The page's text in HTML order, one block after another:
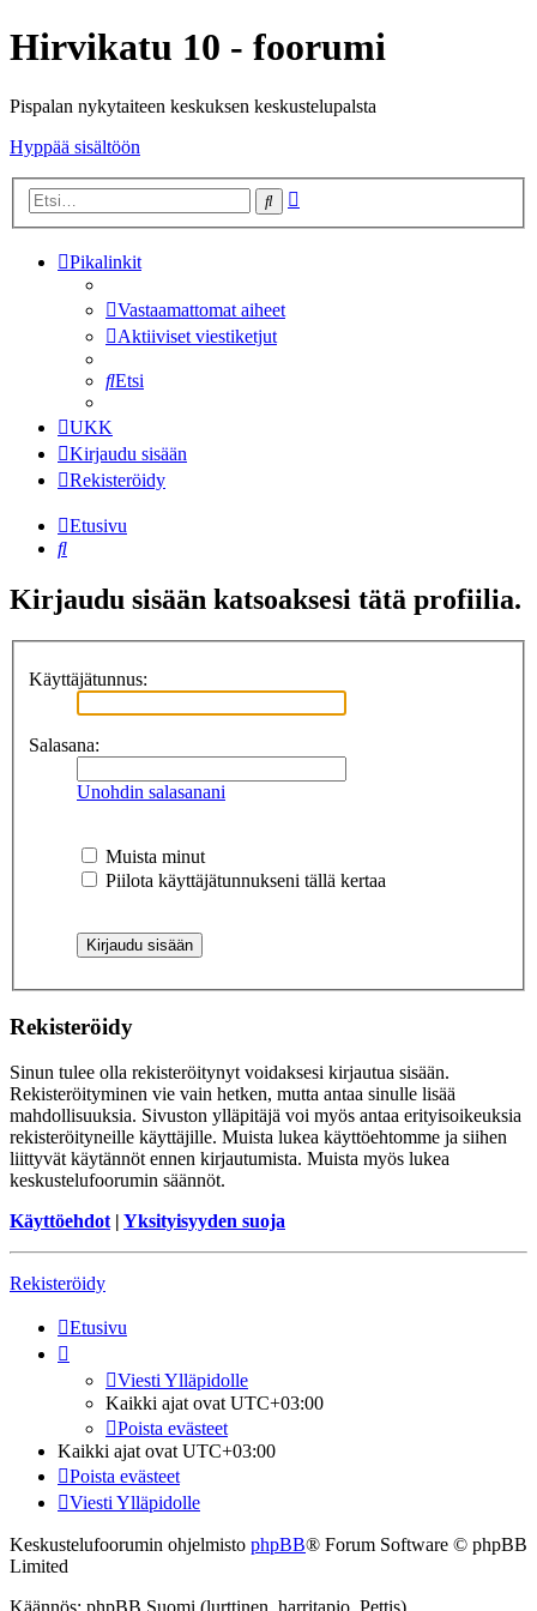
Hirvikatu 10 - foorumi
Pispalan nykytaiteen keskuksen keskustelupalsta
Hyppää sisältöön
Etsi
Pikalinkit
Vastaamattomat aiheet
Aktiiviset viestiketjut
Etsi
UKK
Kirjaudu sisään
Rekisteröidy
Etusivu
Etsi
Kirjaudu sisään katsoaksesi tätä profiilia.
Käyttäjätunnus:
Salasana:
Unohdin salasanani
Muista minut
Piilota käyttäjätunnukseni tällä kertaa
Rekisteröidy
Sinun tulee olla rekisteröitynyt voidaksesi kirjautua sisään.
Rekisteröityminen vie vain hetken, mutta antaa sinulle lisää
mahdollisuuksia. Sivuston ylläpitäjä voi myös antaa erityisoikeuksia
rekisteröityneille käyttäjille. Muista lukea käyttöehtomme ja siihen
liittyvät käytännöt ennen kirjautumista. Muista myös lukea
keskustelufoorumin säännöt.
Käyttöehdot | Yksityisyyden suoja
Rekisteröidy
Etusivu
Viesti Ylläpidolle
Kaikki ajat ovat UTC+03:00
Poista evästeet
Kaikki ajat ovat UTC+03:00
Poista evästeet
Viesti Ylläpidolle
Keskustelufoorumin ohjelmisto phpBB® Forum Software © phpBB
Limited